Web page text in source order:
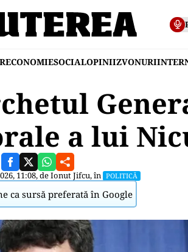
ECONOMIESOCIALOPINIIZVONURI
a lui
11:08, deIonut Jifcu, în POLITICĂ
ca sursă preferată în Google